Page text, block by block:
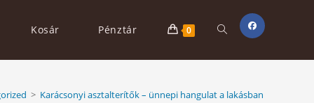
Kosár Pénztár 0 Toggle
website
> Karácsonyi asztalterítők – ünnepi hangulat a lakásban